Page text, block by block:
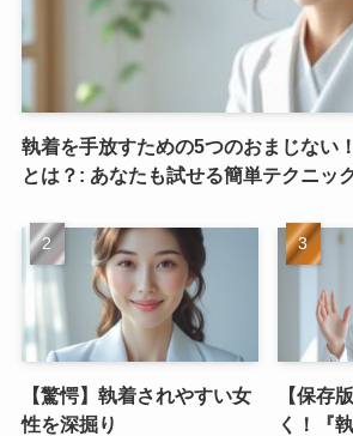
執着を手放すための5つのおまじない
とは？: あなたも試せる簡単テクニッ
【驚愕】執着されやすい女
性を深掘り
【保存
く！『